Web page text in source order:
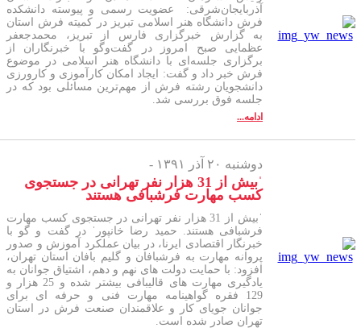
آذربایجان‌شرقی: عضویت رسمی و پیوسته دانشکده
فرش دانشگاه هنر اسلامی تبریز در کمیته فرش استان
به گزارش خبرگزاری فارس از تبریز، محمدجعفر
عظمایی صبح امروز در گفت‌وگو با خبرنگاران از
برگزاری جلسه‌ای با دانشگاه هنر اسلامی در موضوع
فرش خبر داد و گفت: ایجاد امکان کارآموزی و کارورزی
دانشجویان رشته فرش از مهم‌ترین مسائلی بود که در
جلسه فوق بررسی شد.
ادامه...
دوشنبه ۲۰ آذر ۱۳۹۱ -
ˈبیش از 31 هزار نفر تهرانی در جستجوی
کسب مهارت فرشبافی هستند
ˈبیش از 31 هزار نفر تهرانی در جستجوی کسب مهارت
فرشبافی هستند. حمید رضا خانپورˈ در گفت و گو با
خبرنگار اقتصادی ایرنا، در بیان عملکرد آموزش و صدور
پروانه مهارت به فرشبافان و گلیم بافان استان تهران،
افزود: با حمایت دولت های نهم و دهم، اشتیاق جوانان به
یادگیری مهارت های قالیبافی بیشتر شده و 25 هزار و
129 فقره گواهینامه مهارت فنی و حرفه ای برای
جوانان جویای کار و علاقمندان صنعت فرش در استان
تهران صادر شده است.